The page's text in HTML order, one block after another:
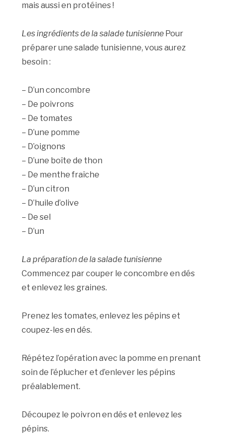
mais aussi en protéines !
Les ingrédients de la salade tunisienne Pour
préparer une salade tunisienne, vous aurez
besoin :
– D’un concombre
– De poivrons
– De tomates
– D’une pomme
– D’oignons
– D’une boîte de thon
– De menthe fraîche
– D’un citron
– D’huile d’olive
– De sel
– D’un
La préparation de la salade tunisienne
Commencez par couper le concombre en dés
et enlevez les graines.
Prenez les tomates, enlevez les pépins et
coupez-les en dés.
Répétez l’opération avec la pomme en prenant
soin de l’éplucher et d’enlever les pépins
préalablement.
Découpez le poivron en dés et enlevez les
pépins.